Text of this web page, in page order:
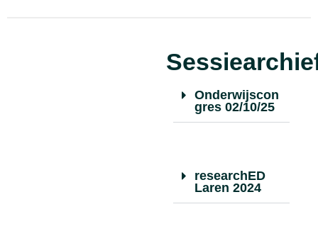
Onderwijscon
gres 02/10/25
researchED
Laren 2024